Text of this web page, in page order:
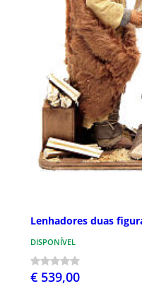
Lenhadores duas
DISPONÍVEL
€ 539,00